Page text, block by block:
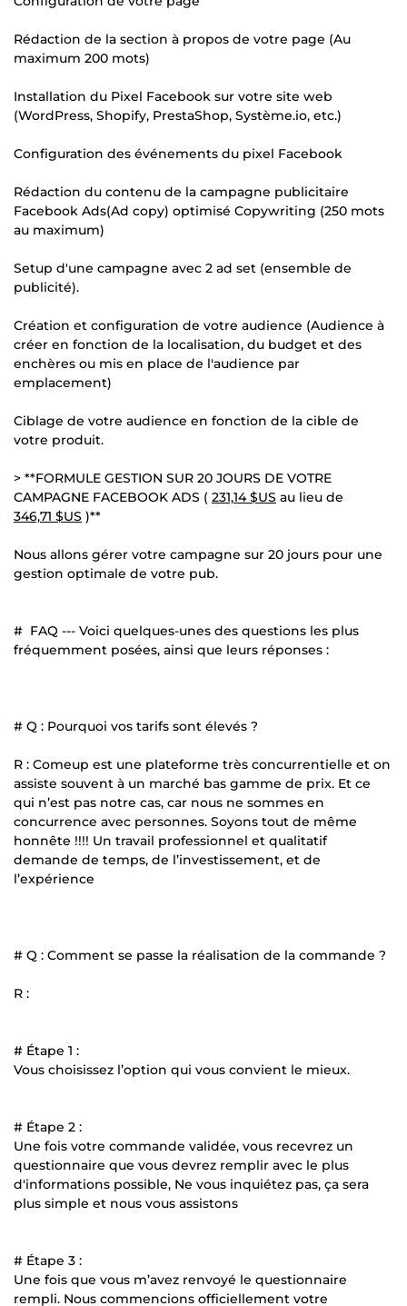
Rédaction de la section à propos de votre page (Au
maximum 200 mots)
Installation du Pixel Facebook sur votre site web
(WordPress, Shopify, PrestaShop, Système.io, etc.)
Configuration des événements du pixel Facebook
Rédaction du contenu de la campagne publicitaire
Facebook Ads(Ad copy) optimisé Copywriting (250 mots
au maximum)
Setup d'une campagne avec 2 ad set (ensemble de
publicité).
Création et configuration de votre audience (Audience à
créer en fonction de la localisation, du budget et des
enchères ou mis en place de l'audience par
emplacement)
Ciblage de votre audience en fonction de la cible de
votre produit.
> **FORMULE GESTION SUR 20 JOURS DE VOTRE
CAMPAGNE FACEBOOK ADS ( 231,14 $US au lieu de
346,71 $US )**
Nous allons gérer votre campagne sur 20 jours pour une
gestion optimale de votre pub.
# FAQ --- Voici quelques-unes des questions les plus
fréquemment posées, ainsi que leurs réponses :
# Q : Pourquoi vos tarifs sont élevés ?
R : Comeup est une plateforme très concurrentielle et on
assiste souvent à un marché bas gamme de prix. Et ce
qui n’est pas notre cas, car nous ne sommes en
concurrence avec personnes. Soyons tout de même
honnête !!!! Un travail professionnel et qualitatif
demande de temps, de l’investissement, et de
l’expérience
# Q : Comment se passe la réalisation de la commande ?
R :
# Étape 1 :
Vous choisissez l’option qui vous convient le mieux.
# Étape 2 :
Une fois votre commande validée, vous recevrez un
questionnaire que vous devrez remplir avec le plus
d'informations possible, Ne vous inquiétez pas, ça sera
plus simple et nous vous assistons
# Étape 3 :
Une fois que vous m’avez renvoyé le questionnaire
rempli. Nous commencions officiellement votre